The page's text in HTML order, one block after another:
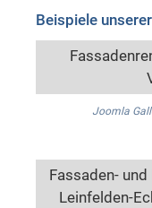
Beispiele
Joomla
Fassaden-
Leinfelden-